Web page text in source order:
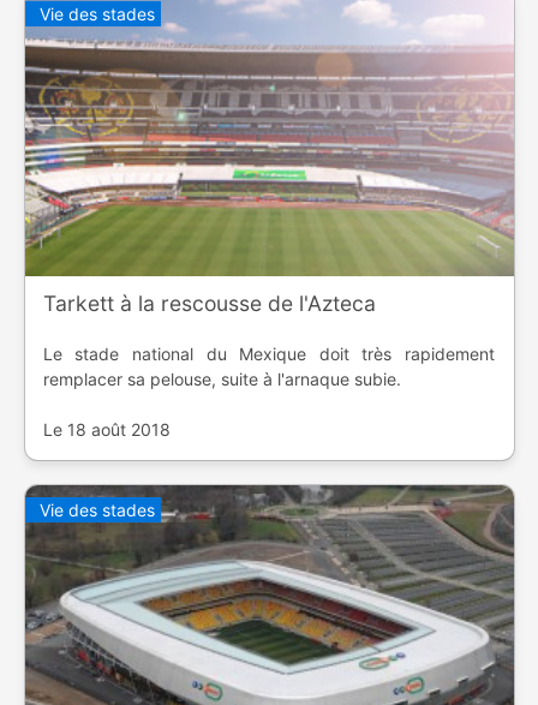
Vie des stades
Tarkett à la rescousse de l'Azteca
Le stade national du Mexique doit très rapidement
remplacer sa pelouse, suite à l'arnaque subie.
Le 18 août 2018
Vie des stades